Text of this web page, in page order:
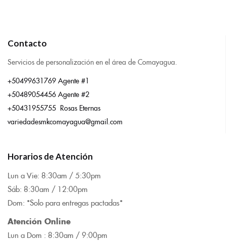
Contacto
Servicios de personalización en el área de Comayagua.
+50499631769 Agente #1
+50489054456 Agente #2
+50431955755 Rosas Eternas
variedadesmkcomayagua@gmail.com
Horarios de Atención
Lun a Vie: 8:30am / 5:30pm
Sáb: 8:30am / 12:00pm
Dom: *Solo para entregas pactadas*
Atención Online
Lun a Dom : 8:30am / 9:00pm